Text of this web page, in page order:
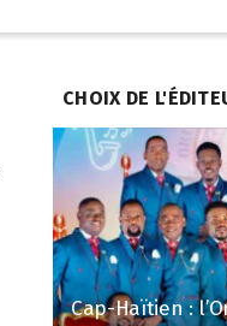
CHOIX DE
Cap-Haïtien :